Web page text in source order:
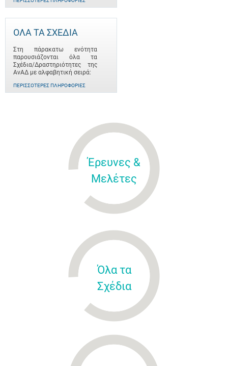
ΟΛΑ ΤΑ ΣΧΕΔΙΑ
Στη πάρακατω ενότητα
παρουσιάζονται όλα τα
Σχέδια/Δραστηριότητες της
ΑνΑΔ με αλφαβητική σειρά:
ΠΕΡΙΣΣΌΤΕΡΕΣ ΠΛΗΡΟΦΟΡΊΕΣ
Έρευνες &
Μελέτες
Όλα τα
Σχέδια